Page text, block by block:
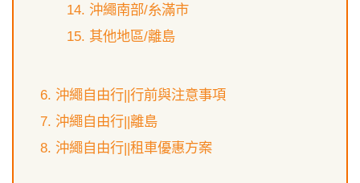
沖繩南部/糸滿市
其他地區/離島
沖繩自由行||行前與注意事項
沖繩自由行||離島
沖繩自由行||租車優惠方案